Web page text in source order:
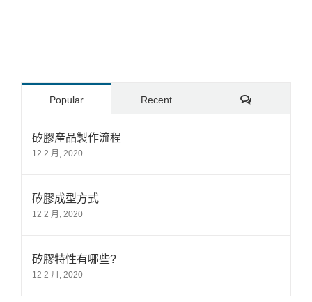
Popular Recent Comments
矽膠產品製作流程
12 2 月, 2020
矽膠成型方式
12 2 月, 2020
矽膠特性有哪些?
12 2 月, 2020